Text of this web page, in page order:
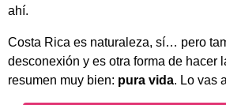
ahí.
Costa Rica es naturaleza, sí… pero
desconexión y es otra forma de hacer
resumen muy bien: pura vida. Lo vas